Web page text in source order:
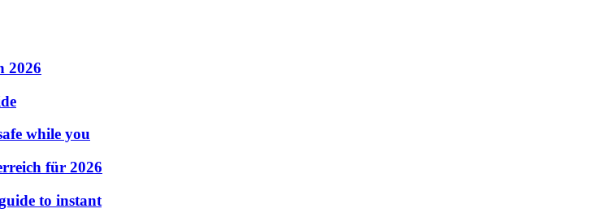
2026
while you
für 2026
to instant